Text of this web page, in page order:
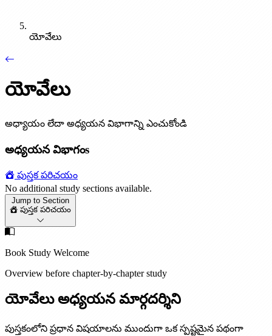
యోవేలు
యోవేలు
అధ్యాయం లేదా అధ్యయన విభాగాన్ని ఎంచుకోండి
అధ్యయన విభాగంs
పుస్తక పరిచయం
No additional study sections available.
Jump to Section
పుస్తక పరిచయం
Book Study Welcome
Overview before chapter-by-chapter study
యోవేలు అధ్యయన మార్గదర్శిని
పుస్తకంలోని ప్రధాన విషయాలను ముందుగా ఒక స్పష్టమైన పథంగా